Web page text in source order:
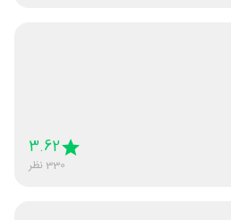
3.62
330 نظر